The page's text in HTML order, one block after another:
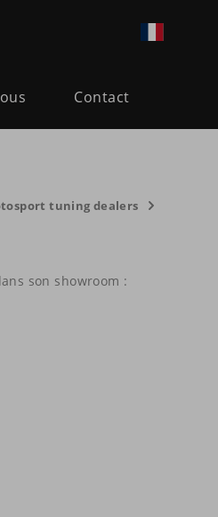
Contact
tuning dealers
son showroom :